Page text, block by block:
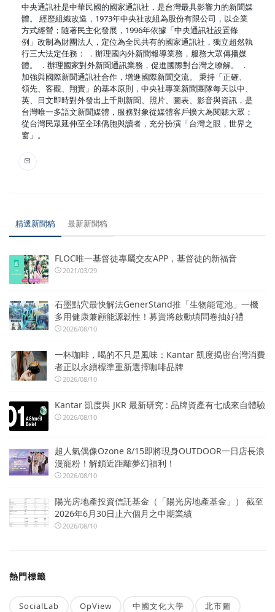
中央通訊社是中華民國的國家通訊社，是台灣最具影響力的新聞媒
體。 經歷組織改造，1973年中央社改組為股份有限公司，以企業
方式經營；隨著民主化發展，1996年依據「中央通訊社設置條
例」改制為財團法人，定位為全民共有的國家通訊社，獨立超然執
行三大法定任務： ．辦理國內外新聞報導業務，服務大眾傳播媒
體。 ．辦理國家對外新聞通訊業務，促進國際對台灣之瞭解。 ．
加強與國際新聞通訊社合作，增進國際新聞交流。 秉持「正確、
領先、客觀、翔實」的基本原則，中央社專業新聞團隊每天以中、
英、日文即時對外發出上千則新聞、照片、圖表、影音與資訊，是
台灣唯一多語文新聞媒體，服務對象從媒體客戶擴大為閱聽大眾；
從台灣民眾延伸至全球僑胞與讀者，充分扮演「台灣之眼，世界之
窗」。
精選新聞稿 最新新聞稿
FLOC唯一基督徒專屬交友APP，基督徒的新福音
2021/03/29
石墨點穴最快解法GenerStand推「生物能電池」一機
多用健康兼顧能源韌性！募資將啟動填問卷抽好禮
2026/08/10
一杯咖啡，喝的不只是風味：Kantar 凱度揭密台灣消費
者正以永續標準重新選擇咖啡品牌
2026/08/10
Kantar 凱度與 JKR 最新研究 : 品牌資產有七成來自體驗
2026/08/10
超人氣偶像Ozone 8/15即將現身OUTDOOR一日店長浪
漫寵粉！解鎖近距離夢幻福利！
2026/08/10
陽光房地產投資信託基金（「陽光房地產基金」） 截至
2026年6月30日止六個月之中期業績
2026/08/10
熱門標籤
SocialLab OpView 中國文化大學 北市圖